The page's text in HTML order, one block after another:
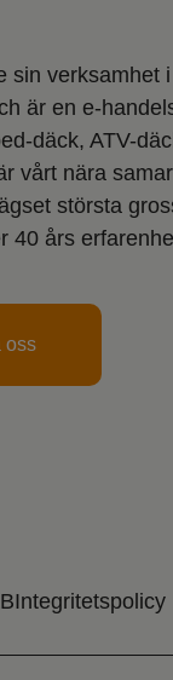
sin verksamhet
är en e-
däck, ATV-
vårt nära
största
40 års
oss
Integritetspolicy